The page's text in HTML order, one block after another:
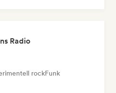
Radio
rockFunk